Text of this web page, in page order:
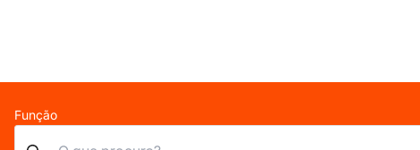
Função